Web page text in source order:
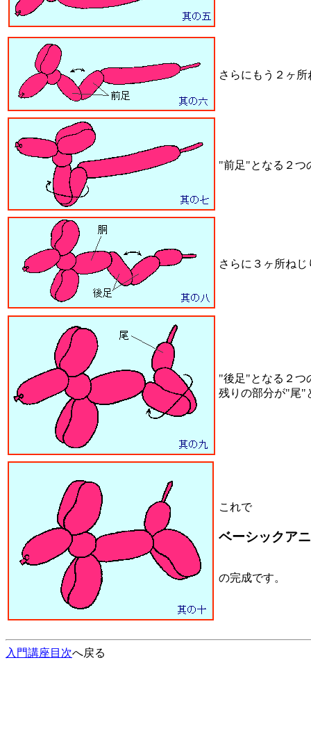
さらにもう２ヶ
"前足"となる２つ
さらに３ヶ所ね
"後足"となる２つ
残りの部分が"尾"
これで
ベーシックア
の完成です。
入門講座目次へ戻る